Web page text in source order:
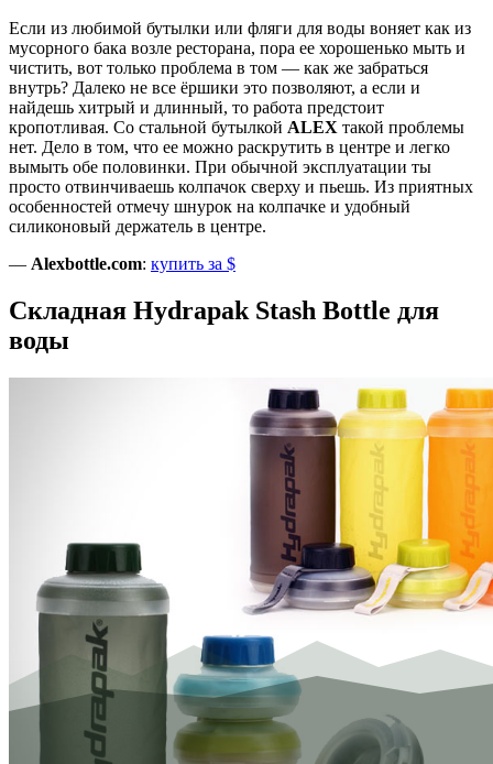
Если из любимой бутылки или фляги для воды воняет как из
мусорного бака возле ресторана, пора ее хорошенько мыть и
чистить, вот только проблема в том — как же забраться
внутрь? Далеко не все ёршики это позволяют, а если и
найдешь хитрый и длинный, то работа предстоит
кропотливая. Со стальной бутылкой ALEX такой проблемы
нет. Дело в том, что ее можно раскрутить в центре и легко
вымыть обе половинки. При обычной эксплуатации ты
просто отвинчиваешь колпачок сверху и пьешь. Из приятных
особенностей отмечу шнурок на колпачке и удобный
силиконовый держатель в центре.
— Alexbottle.com: купить за $
Складная Hydrapak Stash Bottle для
воды